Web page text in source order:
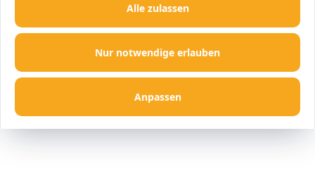
Nur notwendige erlauben
Anpassen
Alle zulassen